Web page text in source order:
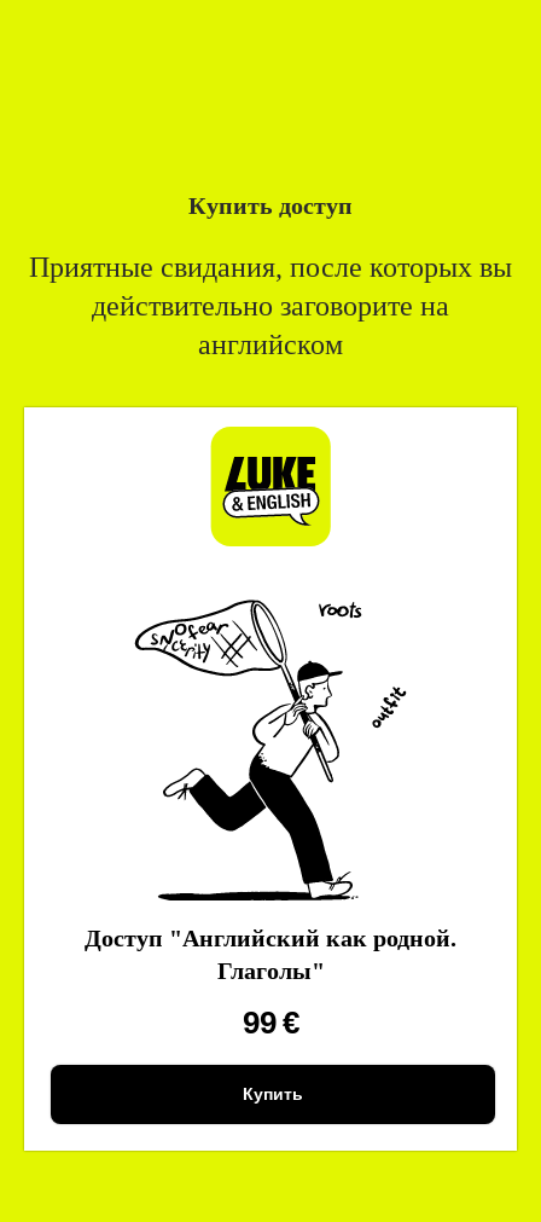
Купить доступ
Приятные свидания, после которых вы
действительно заговорите на
английском
Доступ "Английский как родной.
Глаголы"
99€
Купить